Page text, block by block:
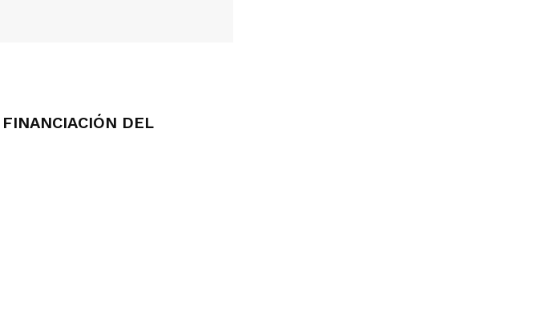
FINANCIACIÓN DEL